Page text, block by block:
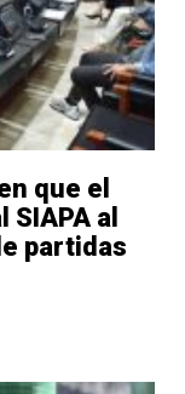
que el
al
partidas